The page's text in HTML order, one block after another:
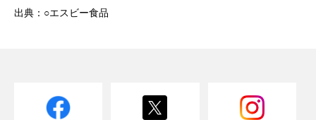
出典：○エスビー食品